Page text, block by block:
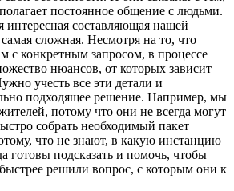
постоянное общение с людьми.
интересная составляющая нашей
сложная. Несмотря на то, что
с конкретным запросом, в процессе
нюансов, от которых зависит
учесть все эти детали и
подходящее решение. Например, мы
потому что они не всегда могут
собрать необходимый пакет
что не знают, в какую инстанцию
готовы подсказать и помочь, чтобы
решили вопрос, с которым они к